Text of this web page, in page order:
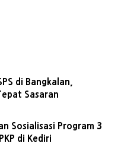
di Bangkalan,
Sasaran
Sosialisasi Program 3
di Kediri